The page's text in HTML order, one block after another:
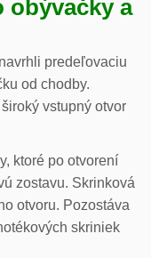
obývačky a
predeľovaciu
od chodby.
vstupný otvor
ktoré po otvorení
zostavu. Skrinková
otvoru. Pozostáva
skriniek